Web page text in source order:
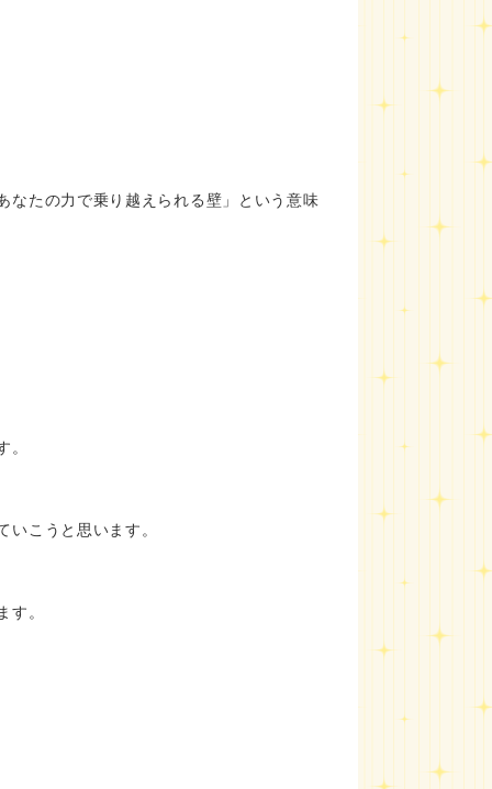
なたの力で乗り越えられる壁」という意味
。
こうと思います。
す。